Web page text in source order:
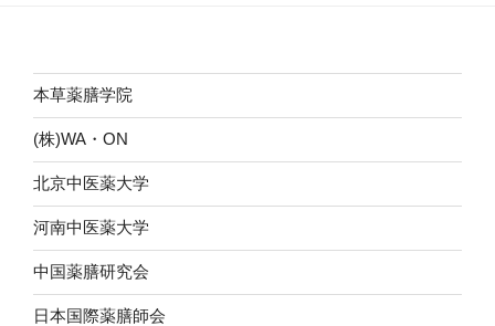
本草薬膳学院
(株)WA・ON
北京中医薬大学
河南中医薬大学
中国薬膳研究会
日本国際薬膳師会